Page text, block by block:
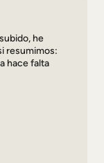
he
resumimos:
hace falta